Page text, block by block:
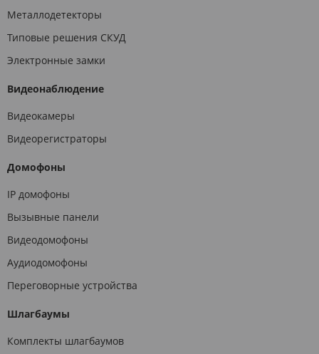
Металлодетекторы
Типовые решения СКУД
Электронные замки
Видеонаблюдение
Видеокамеры
Видеорегистраторы
Домофоны
IP домофоны
Вызывные панели
Видеодомофоны
Аудиодомофоны
Переговорные устройства
Шлагбаумы
Комплекты шлагбаумов